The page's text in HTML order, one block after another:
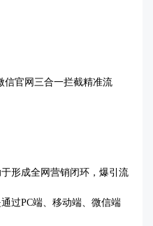
信官网三合一拦截精准流
形成全网营销闭环，爆引流
过PC端、移动端、微信端